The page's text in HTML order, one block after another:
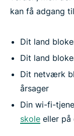
kan få adgang
Dit land
Dit land
Dit netværk
årsager
Din wi-fi-
skole eller